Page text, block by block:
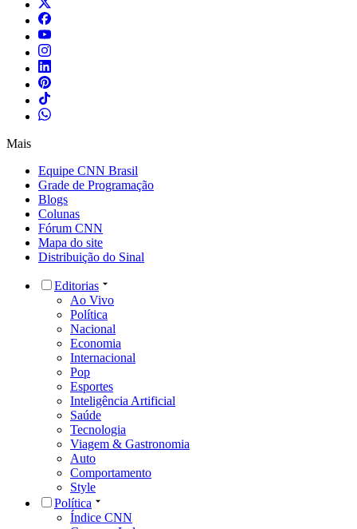
Mais
Equipe CNN Brasil
Grade de Programação
Blogs
Colunas
Fórum CNN
Mapa do site
Distribuição do Sinal
Editorias
Ao Vivo
Política
Nacional
Economia
Internacional
Pop
Esportes
Inteligência Artificial
Saúde
Tecnologia
Viagem & Gastronomia
Auto
Comportamento
Style
Política
Índice CNN